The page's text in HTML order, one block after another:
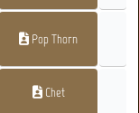
Pop Thorn
Chet